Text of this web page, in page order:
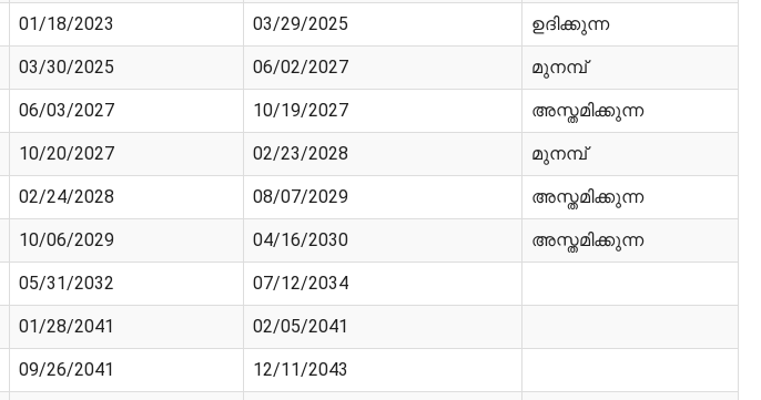
01/18/2023 03/29/2025 ഉദിക്കുന്ന
03/30/2025 06/02/2027 മുനമ്പ്
06/03/2027 10/19/2027 അസ്തമിക്കുന്ന
10/20/2027 02/23/2028 മുനമ്പ്
02/24/2028 08/07/2029 അസ്തമിക്കുന്ന
10/06/2029 04/16/2030 അസ്തമിക്കുന്ന
05/31/2032 07/12/2034
01/28/2041 02/05/2041
09/26/2041 12/11/2043